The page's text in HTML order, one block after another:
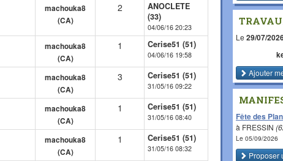
machouka8
(CA)
2
ANOCLETE
(33)
04/06/16 20:23
machouka8
(CA)
1 Cerise51 (51)
04/06/16 19:58
machouka8
(CA)
3 Cerise51 (51)
31/05/16 09:22
machouka8
(CA)
1 Cerise51 (51)
31/05/16 08:40
machouka8
(CA)
1 Cerise51 (51)
31/05/16 08:32
Le 29/07/
Ajouter
Fête des
à FRESSIN
Le 05/09/2026
Proposer